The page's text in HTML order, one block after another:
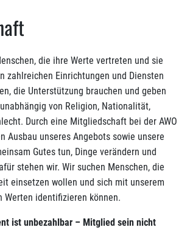
die ihre Werte vertreten und sie
zahlreichen Einrichtungen und Diensten
die Unterstützung brauchen und geben
von Religion, Nationalität,
Durch eine Mitgliedschaft bei der AWO
Ausbau unseres Angebots sowie unsere
Gutes tun, Dinge verändern und
stehen wir. Wir suchen Menschen, die
einsetzen wollen und sich mit unserem
Werten identifizieren können.
ist unbezahlbar – Mitglied sein nicht